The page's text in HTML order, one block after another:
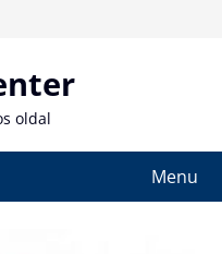
oldal
Menu